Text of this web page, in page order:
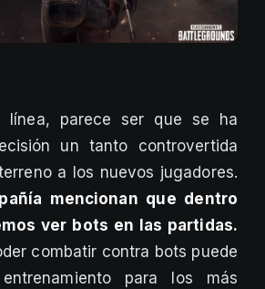
línea, parece ser que se ha
un tanto controvertida
a los nuevos jugadores.
mencionan que dentro
ver bots en las partidas.
combatir contra bots puede
para los más